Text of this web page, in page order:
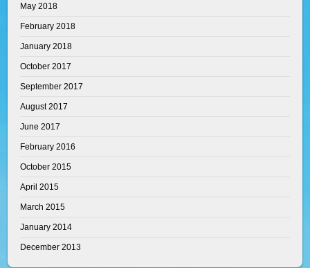
May 2018
February 2018
January 2018
October 2017
September 2017
August 2017
June 2017
February 2016
October 2015
April 2015
March 2015
January 2014
December 2013